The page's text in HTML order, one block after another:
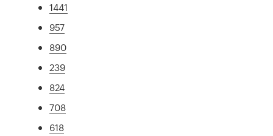
1441
957
890
239
824
708
618